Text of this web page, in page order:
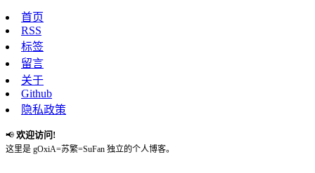
首页
RSS
标签
留言
关于
Github
隐私政策
📢 欢迎访问!
这里是 gOxiA=苏繁=SuFan 独立的个人博客。